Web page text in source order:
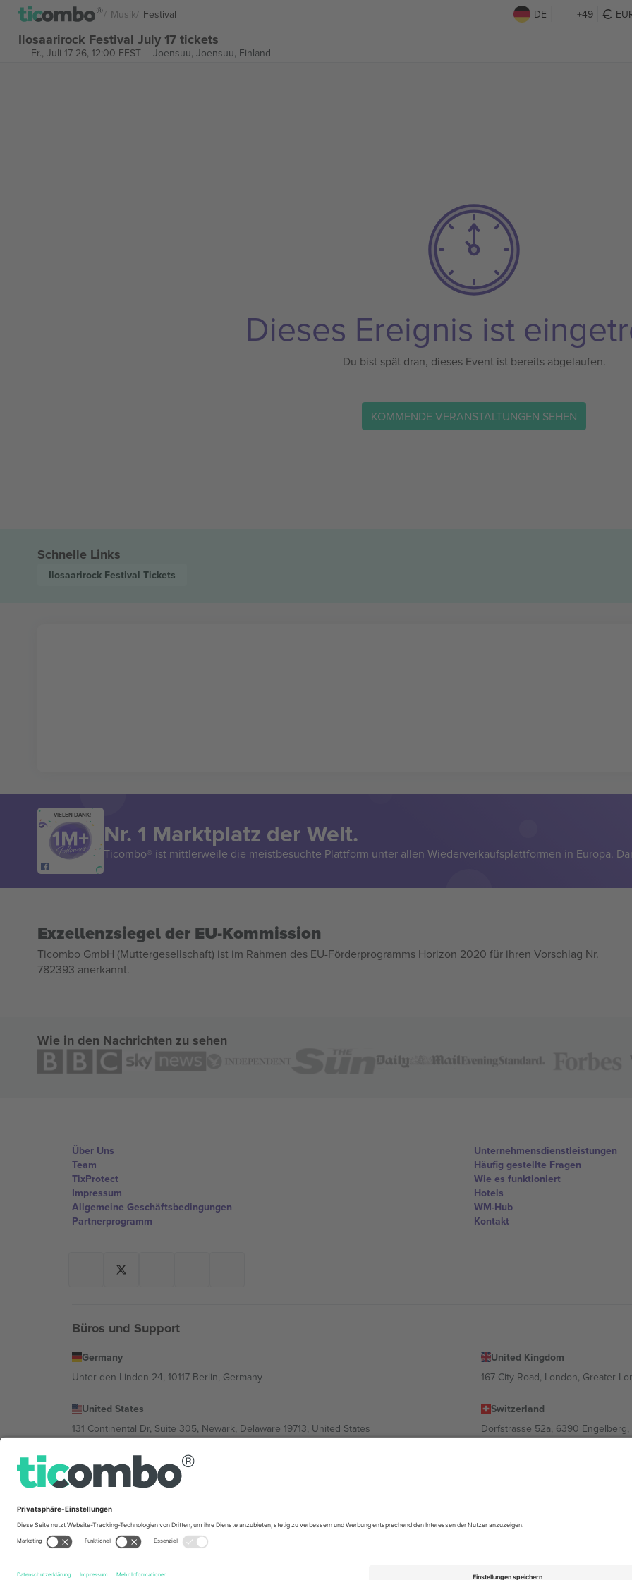
Musik Festival DE +49
Ilosaarirock Festival July 17 tickets
Fr., Juli 17 26, 12:00 EEST Joensuu, Joensuu, Finland
Dieses Ereignis ist
Du bist spät dran, dieses Event ist bereits abgelaufen.
KOMMENDE VERANSTALTUNGEN SEHEN
Schnelle Links
Ilosaarirock Festival Tickets
VIELEN DANK!
Nr. 1 Marktplatz der Welt.
Ticombo® ist mittlerweile die meistbesuchte Plattform unter allen Wiederverkaufsplattformen in Europa.
Exzellenzsiegel der EU-Kommission
Ticombo GmbH (Muttergesellschaft) ist im Rahmen des EU-Förderprogramms Horizon 2020 für ihren Vorschlag Nr.
782393 anerkannt.
Wie in den Nachrichten zu sehen
Über Uns
Team
TixProtect
Impressum
Allgemeine Geschäftsbedingungen
Partnerprogramm
Unternehmensdienstleistungen
Häufig gestellte Fragen
Wie es funktioniert
Hotels
WM-Hub
Kontakt
Büros und Support
Germany
Unter den Linden 24, 10117 Berlin, Germany
United Kingdom
167 City Road, London, Greater
United States
131 Continental Dr, Suite 305, Newark, Delaware 19713, United States
Switzerland
Dorfstrasse 52a, 6390 Engelberg,
Bulgaria
Regus Sofia City West, bul Totleben 53-55, 1606 Sofia, Bulgaria
Mexico
Av Chapultepec 360, Roma Norte, Cuauhtémoc, 06700 Ciudad de México, CDMX, Mexico
im Impressum und in den Allgemeinen Geschäftsbedingungen.,
© 2026 Ticombo. Alle Rechte vorbehalten.